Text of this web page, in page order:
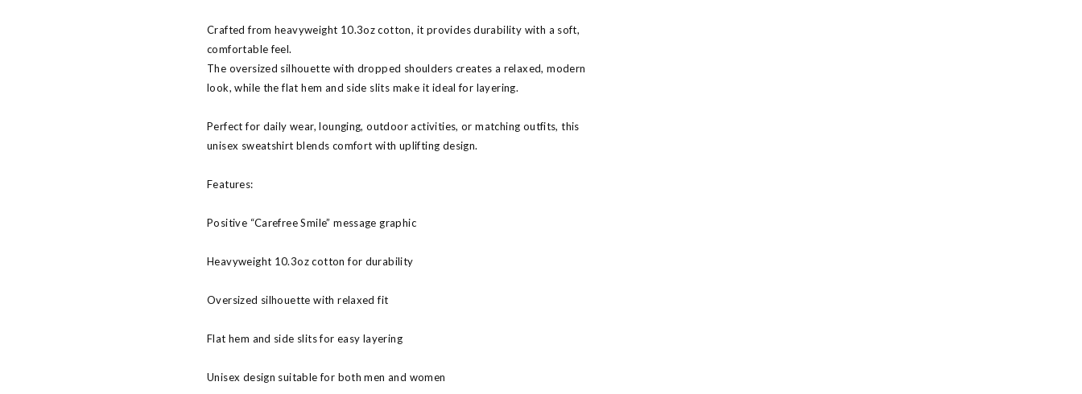
Crafted from heavyweight 10.3oz cotton, it provides durability with a soft,
comfortable feel.
The oversized silhouette with dropped shoulders creates a relaxed, modern
look, while the flat hem and side slits make it ideal for layering.
Perfect for daily wear, lounging, outdoor activities, or matching outfits, this
unisex sweatshirt blends comfort with uplifting design.
Features:
Positive “Carefree Smile” message graphic
Heavyweight 10.3oz cotton for durability
Oversized silhouette with relaxed fit
Flat hem and side slits for easy layering
Unisex design suitable for both men and women